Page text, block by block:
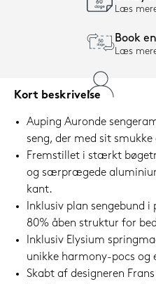
Læs
Book
Læs
Kort beskrivelse
Auping Auronde
seng, der med sit
Fremstillet i stærkt
og særprægede
kant.
Inklusiv plan sengebund
80% åben struktur for
Inklusiv Elysium
unikke harmony-pocs og
Skabt af designeren